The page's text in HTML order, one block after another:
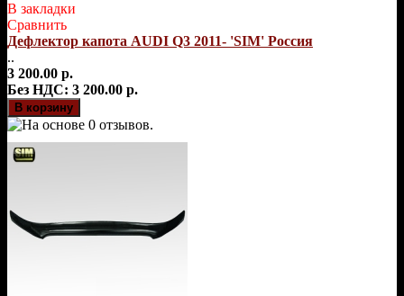
В закладки
Сравнить
Дефлектор капота AUDI Q3 2011- 'SIM' Россия
..
3 200.00 р.
Без НДС: 3 200.00 р.